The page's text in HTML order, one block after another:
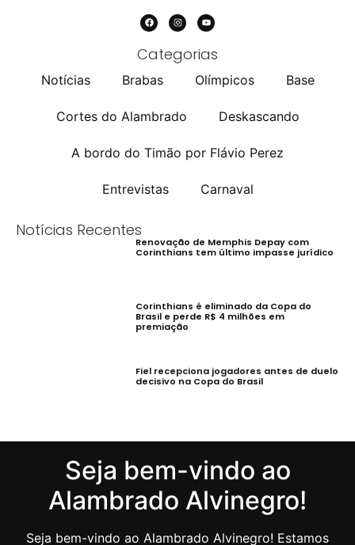
Categorias
Notícias Brabas Olímpicos Base
Cortes do Alambrado Deskascando
A bordo do Timão por Flávio Perez
Entrevistas Carnaval
Notícias Recentes
Renovação de Memphis Depay com
Corinthians tem último impasse jurídico
Corinthians é eliminado da Copa do
Brasil e perde R$ 4 milhões em
premiação
Fiel recepciona jogadores antes de duelo
decisivo na Copa do Brasil
Seja bem-vindo ao
Alambrado Alvinegro!
Seja bem-vindo ao Alambrado Alvinegro! Estamos